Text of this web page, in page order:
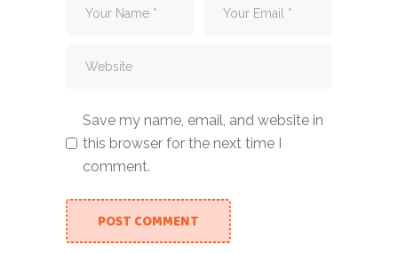
Save my name, email, and website in
this browser for the next time I
comment.
POST COMMENT